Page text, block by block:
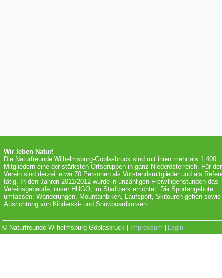
Wir leben Natur!
Die Naturfreunde Wilhelmsburg-Göblasbruck sind mit ihren mehr als 1.400
Mitgliedern eine der stärksten Ortsgruppen in ganz Niederösterreich. Für
Verein sind derzeit etwa 70 Personen als Vorstandsmitglieder und als
tätig. In den Jahren 2011/2012 wurde in unzähligen Freiwilligenstunden das
Vereinsgebäude, unser HUGO, im Stadtpark errichtet. Die Sportangebote
umfassen: Wanderungen, Mountainbiken, Laufsport, Skitouren gehen sowie
Ausrichtung von Kinderski- und Snowboardkursen.
© Naturfreunde Wilhelmsburg-Göblasbruck | Impressum Login